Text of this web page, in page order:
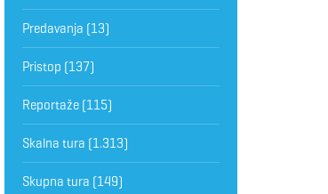
Predavanja (13)
Pristop (137)
Reportaže(115)
Skalna tura (1.313)
Skupna tura (149)